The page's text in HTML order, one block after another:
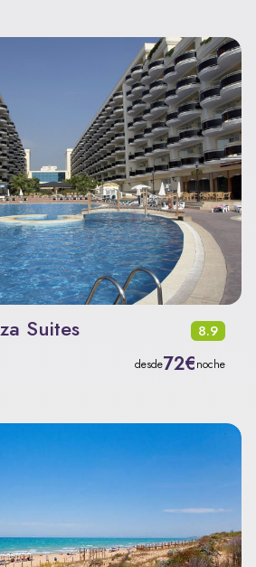
Suites 8.9
desde72€noche